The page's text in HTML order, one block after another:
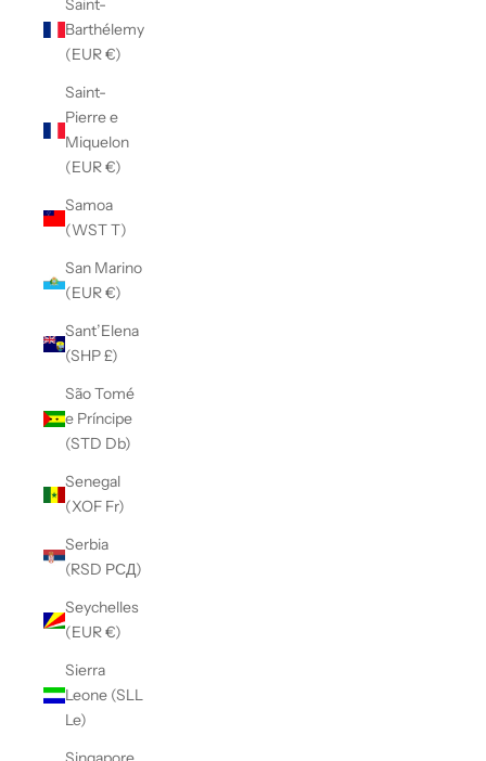
Saint-
Barthélemy
(EUR €)
Saint-
Pierre e
Miquelon
(EUR €)
Samoa
(WST T)
San Marino
(EUR €)
Sant’Elena
(SHP £)
São Tomé
e Príncipe
(STD Db)
Senegal
(XOF Fr)
Serbia
(RSD РСД)
Seychelles
(EUR €)
Sierra
Leone (SLL
Le)